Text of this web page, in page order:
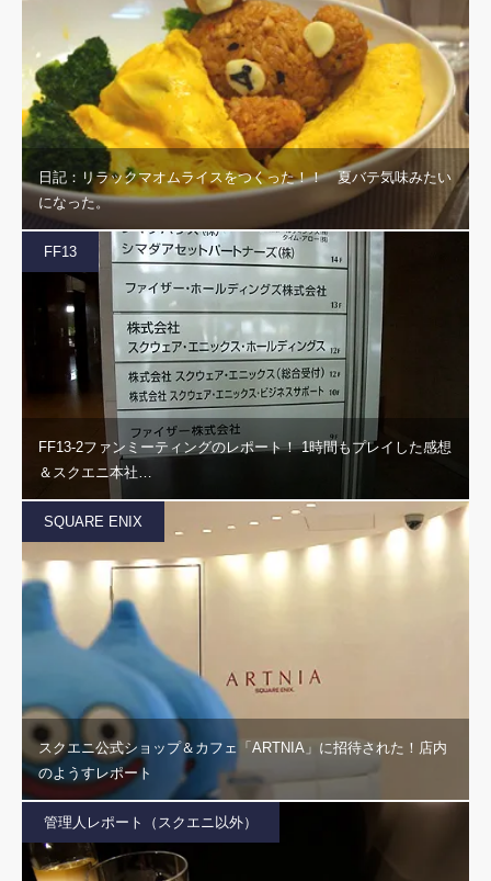
日記：リラックマオムライスをつくった！！ 夏バテ気味みたい
になった。
FF13
FF13-2ファンミーティングのレポート！ 1時間もプレイした感想
＆スクエニ本社…
SQUARE ENIX
スクエニ公式ショップ＆カフェ「ARTNIA」に招待された！店内
のようすレポート
管理人レポート（スクエニ以外）